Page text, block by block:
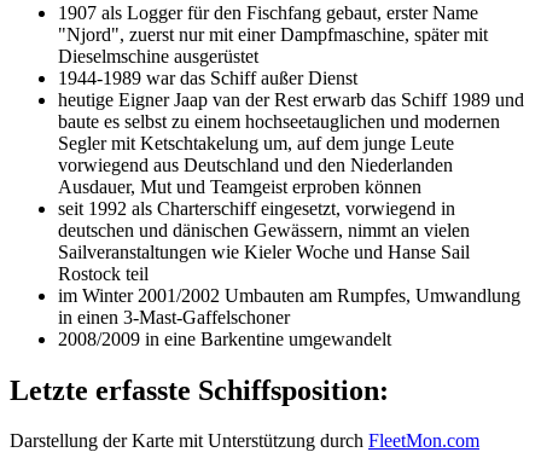
1907 als Logger für den Fischfang gebaut, erster Name
"Njord", zuerst nur mit einer Dampfmaschine, später mit
Dieselmschine ausgerüstet
1944-1989 war das Schiff außer Dienst
heutige Eigner Jaap van der Rest erwarb das Schiff 1989 und
baute es selbst zu einem hochseetauglichen und modernen
Segler mit Ketschtakelung um, auf dem junge Leute
vorwiegend aus Deutschland und den Niederlanden
Ausdauer, Mut und Teamgeist erproben können
seit 1992 als Charterschiff eingesetzt, vorwiegend in
deutschen und dänischen Gewässern, nimmt an vielen
Sailveranstaltungen wie Kieler Woche und Hanse Sail
Rostock teil
im Winter 2001/2002 Umbauten am Rumpfes, Umwandlung
in einen 3-Mast-Gaffelschoner
2008/2009 in eine Barkentine umgewandelt
Letzte erfasste Schiffsposition:
Darstellung der Karte mit Unterstützung durch FleetMon.com